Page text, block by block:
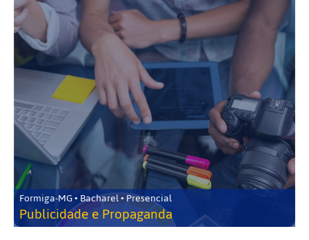
Formiga-MG • Bacharel • Presencial
Publicidade e Propaganda